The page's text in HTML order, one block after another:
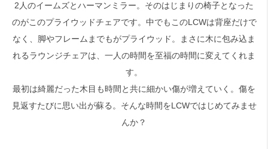
2人のイームズとハーマンミラー。そのはじまりの椅子となった
のがこのプライウッドチェアです。中でもこのLCWは背座だけで
なく、脚やフレームまでもがプライウッド。まさに木に包み込ま
れるラウンジチェアは、一人の時間を至福の時間に変えてくれま
す。
最初は綺麗だった木目も時間と共に細かい傷が増えていく。傷を
見返すたびに思い出が蘇る。そんな時間をLCWではじめてみませ
んか？